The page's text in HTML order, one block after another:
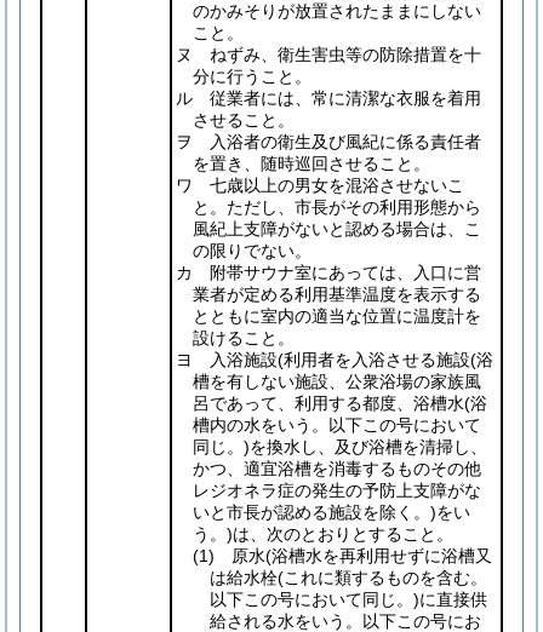
のかみそりが放置されたままにしない
こと。
ヌ ねずみ、衛生害虫等の防除措置を十
分に行うこと。
ル 従業者には、常に清潔な衣服を着用
させること。
ヲ 入浴者の衛生及び風紀に係る責任者
を置き、随時巡回させること。
ワ 七歳以上の男女を混浴させないこ
と。ただし、市長がその利用形態から
風紀上支障がないと認める場合は、こ
の限りでない。
カ 附帯サウナ室にあっては、入口に営
業者が定める利用基準温度を表示する
とともに室内の適当な位置に温度計を
設けること。
ヨ 入浴施設(利用者を入浴させる施設(浴
槽を有しない施設、公衆浴場の家族風
呂であって、利用する都度、浴槽水(浴
槽内の水をいう。以下この号において
同じ。)を換水し、及び浴槽を清掃し、
かつ、適宜浴槽を消毒するものその他
レジオネラ症の発生の予防上支障がな
いと市長が認める施設を除く。)をい
う。)は、次のとおりとすること。
(1) 原水(浴槽水を再利用せずに浴槽又
は給水栓(これに類するものを含む。
以下この号において同じ。)に直接供
給される水をいう。以下この号にお